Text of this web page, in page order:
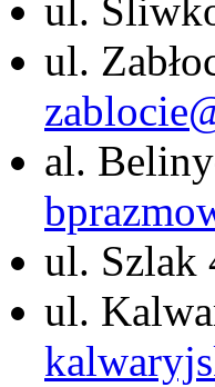
ul.
ul.
al.
ul. Szlak
ul.